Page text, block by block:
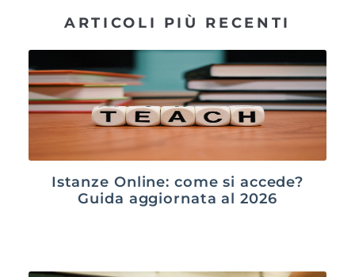
ARTICOLI PIÙ RECENTI
Istanze Online: come si accede?
Guida aggiornata al 2026